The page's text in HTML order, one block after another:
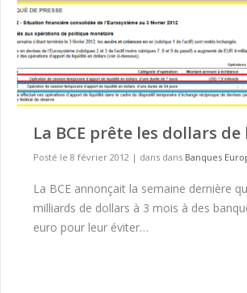
La BCE prête les dollars de
Posté le 8 février 2012 | dans dans Banques
La BCE annonçait la semaine dernière
milliards de dollars à 3 mois à des
euro pour leur éviter…